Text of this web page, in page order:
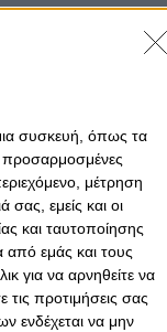
συσκευή, όπως τα
προσαρμοσμένες
μέτρηση
σας, εμείς και οι
και ταυτοποίησης
από εμάς και τους
για να αρνηθείτε να
προτιμήσεις σας
ενδέχεται να μην